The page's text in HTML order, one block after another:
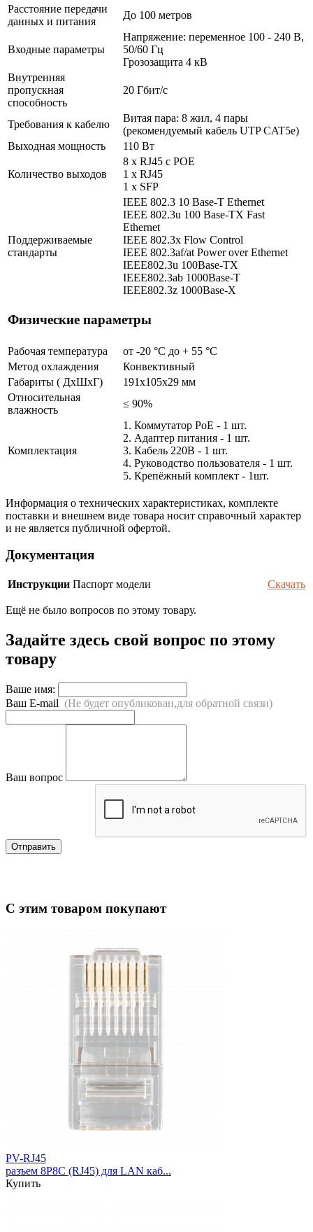
Расстояние передачи
данных и питания
До 100 метров
Входные параметры
Напряжение: переменное 100 - 240 В,
50/60 Гц
Грозозащита 4 кВ
Внутренняя
пропускная
способность
20 Гбит/с
Требования к кабелю
Витая пара: 8 жил, 4 пары
(рекомендуемый кабель UTP CAT5e)
Выходная мощность
110 Вт
Количество выходов
8 х RJ45 с POE
1 x RJ45
1 x SFP
Поддерживаемые
стандарты
IEEE 802.3 10 Base-T Ethernet
IEEE 802.3u 100 Base-TX Fast
Ethernet
IEEE 802.3x Flow Control
IEEE 802.3af/at Power over Ethernet
IEEE802.3u 100Base-TX
IEEE802.3ab 1000Base-T
IEEE802.3z 1000Base-X
Физические параметры
Рабочая температура
от -20 °С до + 55 °C
Метод охлаждения
Конвективный
Габариты ( ДхШхГ)
191x105x29 мм
Относительная
влажность
≤ 90%
Комплектация
1. Коммутатор PoE - 1 шт.
2. Адаптер питания - 1 шт.
3. Кабель 220В - 1 шт.
4. Руководство пользователя - 1 шт.
5. Крепёжный комплект - 1шт.
Информация о технических характеристиках, комплекте
поставки и внешнем виде товара носит справочный характер
и не является публичной офертой.
Документация
Инструкции Паспорт модели Скачать
Ещё не было вопросов по этому товару.
Задайте здесь свой вопрос по этому
товару
Ваше имя:
Ваш E-mail (Не будет опубликован,для обратной связи)
Ваш вопрос
Отправить
С этим товаром покупают
PV-RJ45
разъем 8P8C (RJ45) для LAN каб...
Купить